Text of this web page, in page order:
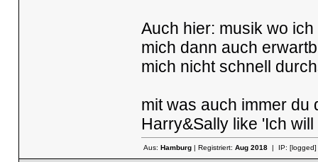
Auch hier: musik wo
mich dann auch
mich nicht schnell
mit was auch immer du
Harry&Sally like 'Ich
Aus: Hamburg| Registriert: Aug 2018| IP: [logged]